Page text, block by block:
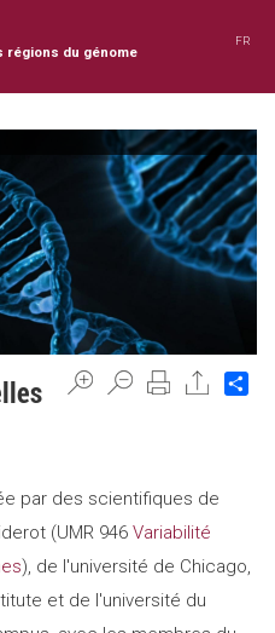
régions du génome
FR
par des scientifiques de
(UMR 946 Variabilité
), de l'université de Chicago,
et de l'université du